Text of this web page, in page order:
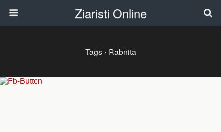
Ziaristi Online
Tags › Rabnita